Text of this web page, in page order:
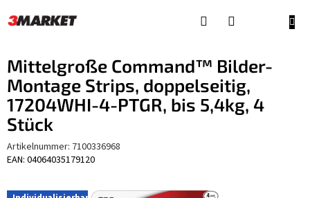
Inhalt
Mittelgroße Command™ Bilder-
Montage Strips, doppelseitig,
17204WHI-4-PTGR, bis 5,4kg, 4
Stück
Artikelnummer: 7100336968
EAN: 04064035179120